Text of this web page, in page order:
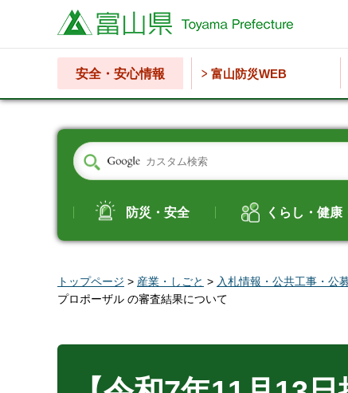
富山県
安全・安心情報 富山防災WEB
防災・安全 くらし・健康
トップページ > 産業・しごと > 入札情報・公共工事・公
プロポーザル の審査結果について